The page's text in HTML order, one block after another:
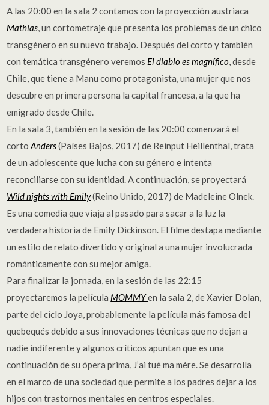
A las 20:00 en la sala 2 contamos con la proyección austriaca
Mathías, un cortometraje que presenta los problemas de un chico
transgénero en su nuevo trabajo. Después del corto y también
con temática transgénero veremos El diablo es magnífico, desde
Chile, que tiene a Manu como protagonista, una mujer que nos
descubre en primera persona la capital francesa, a la que ha
emigrado desde Chile.
En la sala 3, también en la sesión de las 20:00 comenzará el
cortoAnders(Países Bajos, 2017) de Reinput Heillenthal, trata
de un adolescente que lucha con su género e intenta
reconciliarse con su identidad. A continuación, se proyectará
Wild nights with Emily(Reino Unido, 2017) de Madeleine Olnek.
Es una comedia que viaja al pasado para sacar a la luz la
verdadera historia de Emily Dickinson. El filme destapa mediante
un estilo de relato divertido y original a una mujer involucrada
románticamente con su mejor amiga.
Para finalizar la jornada, en la sesión de las 22:15
proyectaremos la película MOMMYen la sala 2, de Xavier Dolan,
parte del ciclo Joya, probablemente la película más famosa del
quebequés debido a sus innovaciones técnicas que no dejan a
nadie indiferente y algunos críticos apuntan que es una
continuación de su ópera prima, J’ai tué ma mère. Se desarrolla
en el marco de una sociedad que permite a los padres dejar a los
hijos con trastornos mentales en centros especiales.